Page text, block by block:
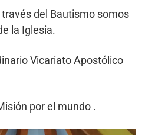
del Bautismo somos
la Iglesia.
Vicariato Apostólico
por el mundo .